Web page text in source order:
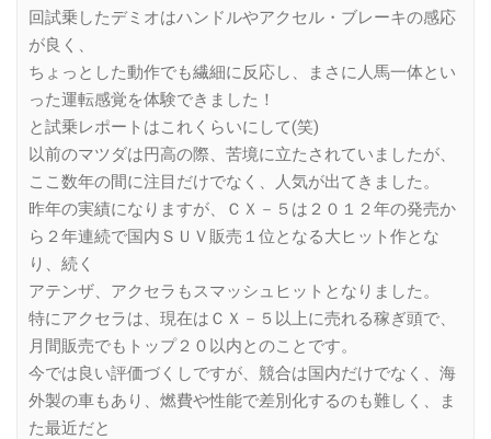
回試乗したデミオはハンドルやアクセル・ブレーキの感応
が良く、
ちょっとした動作でも繊細に反応し、まさに人馬一体とい
った運転感覚を体験できました！
と試乗レポートはこれくらいにして(笑)
以前のマツダは円高の際、苦境に立たされていましたが、
ここ数年の間に注目だけでなく、人気が出てきました。
昨年の実績になりますが、ＣＸ－５は２０１２年の発売か
ら２年連続で国内ＳＵＶ販売１位となる大ヒット作とな
り、続く
アテンザ、アクセラもスマッシュヒットとなりました。
特にアクセラは、現在はＣＸ－５以上に売れる稼ぎ頭で、
月間販売でもトップ２０以内とのことです。
今では良い評価づくしですが、競合は国内だけでなく、海
外製の車もあり、燃費や性能で差別化するのも難しく、ま
た最近だと